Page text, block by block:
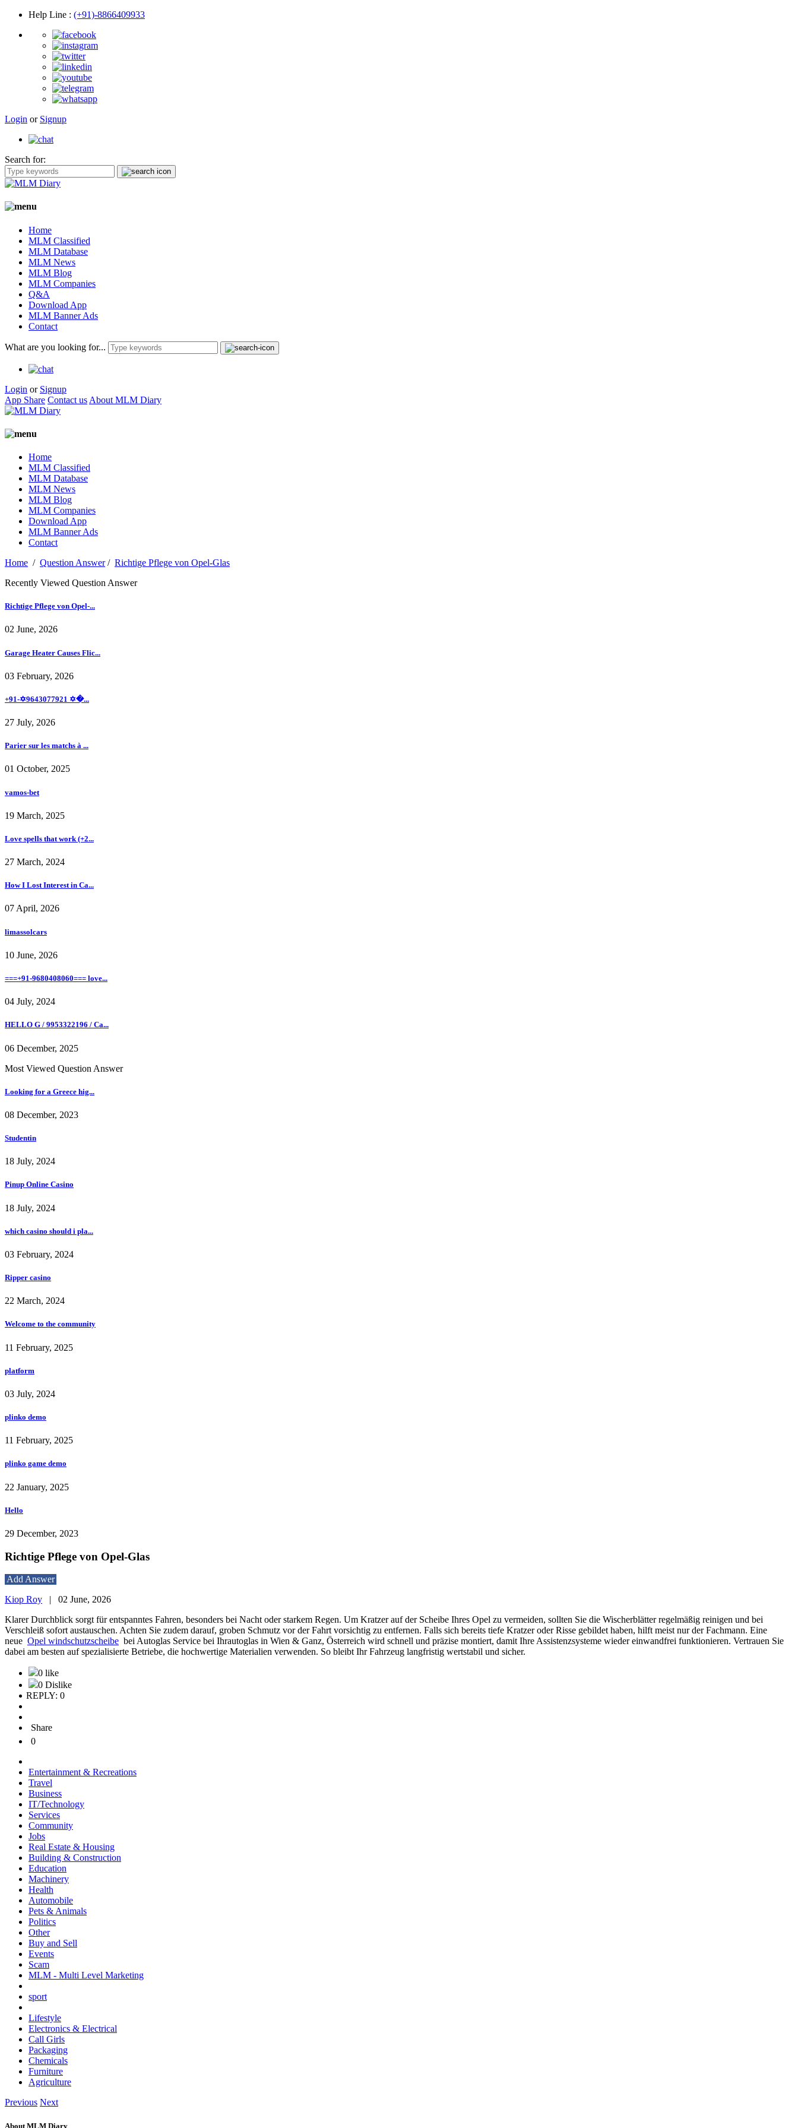
Help Line : (+91)-8866409933
Login or Signup
Search for:
Home
MLM Classified
MLM Database
MLM News
MLM Blog
MLM Companies
Q&A
Download App
MLM Banner Ads
Contact
What are you looking for...
Login or Signup
App Share Contact us About MLM Diary
Home
MLM Classified
MLM Database
MLM News
MLM Blog
MLM Companies
Download App
MLM Banner Ads
Contact
Home / Question Answer/ Richtige Pflege von Opel-Glas
Recently Viewed Question Answer
Richtige Pflege von Opel-...
02 June, 2026
Garage Heater Causes Flic...
03 February, 2026
+91-✡️9643077921 ✡�...
27 July, 2026
Parier sur les matchs à ...
01 October, 2025
vamos-bet
19 March, 2025
Love spells that work (+2...
27 March, 2024
How I Lost Interest in Ca...
07 April, 2026
limassolcars
10 June, 2026
===+91-9680408060=== love...
04 July, 2024
HELLO G / 9953322196 / Ca...
06 December, 2025
Most Viewed Question Answer
Looking for a Greece hig...
08 December, 2023
Studentin
18 July, 2024
Pinup Online Casino
18 July, 2024
which casino should i pla...
03 February, 2024
Ripper casino
22 March, 2024
Welcome to the community
11 February, 2025
platform
03 July, 2024
plinko demo
11 February, 2025
plinko game demo
22 January, 2025
Hello
29 December, 2023
Richtige Pflege von Opel-Glas
Add Answer
Kiop Roy | 02 June, 2026
Klarer Durchblick sorgt für entspanntes Fahren, besonders bei Nacht oder starkem Regen. Um Kratzer auf der Scheibe Ihres Opel zu vermeiden, sollten Sie die Wischerblätter regelmäßig reinigen und bei
Verschleiß sofort austauschen. Achten Sie zudem darauf, groben Schmutz vor der Fahrt vorsichtig zu entfernen. Falls sich bereits tiefe Kratzer oder Risse gebildet haben, hilft meist nur der Fachmann. Eine
neue Opel windschutzscheibe bei Autoglas Service bei Ihrautoglas in Wien & Ganz, Österreich wird schnell und präzise montiert, damit Ihre Assistenzsysteme wieder einwandfrei funktionieren. Vertrauen Sie
dabei am besten auf spezialisierte Betriebe, die hochwertige Materialien verwenden. So bleibt Ihr Fahrzeug langfristig wertstabil und sicher.
0 like
0 Dislike
REPLY: 0
Share
0
Entertainment & Recreations
Travel
Business
IT/Technology
Services
Community
Jobs
Real Estate & Housing
Building & Construction
Education
Machinery
Health
Automobile
Pets & Animals
Politics
Other
Buy and Sell
Events
Scam
MLM - Multi Level Marketing
sport
Lifestyle
Electronics & Electrical
Call Girls
Packaging
Chemicals
Furniture
Agriculture
Previous Next
About MLM Diary